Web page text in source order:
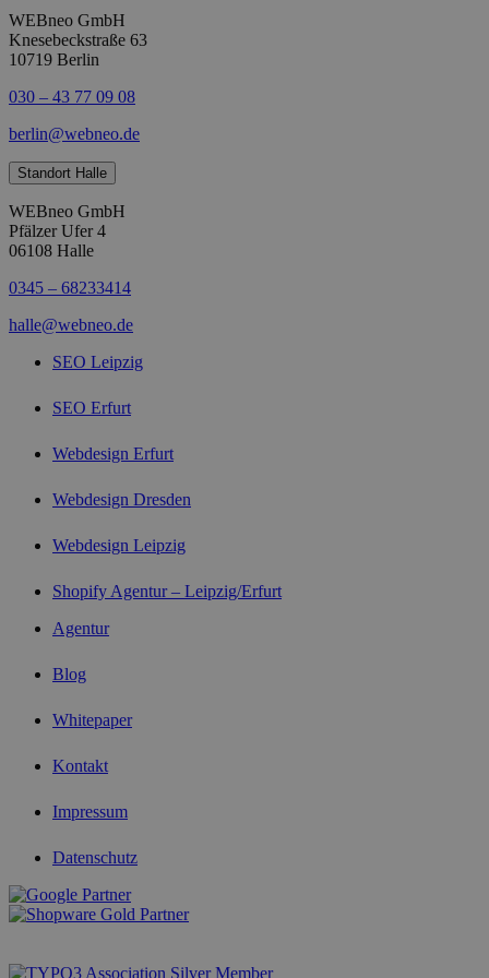
WEBneo GmbH
Knesebeckstraße 63
10719 Berlin
030 – 43 77 09 08
berlin@webneo.de
Standort Halle
WEBneo GmbH
Pfälzer Ufer 4
06108 Halle
0345 – 68233414
halle@webneo.de
SEO Leipzig
SEO Erfurt
Webdesign Erfurt
Webdesign Dresden
Webdesign Leipzig
Shopify Agentur – Leipzig/Erfurt
Agentur
Blog
Whitepaper
Kontakt
Impressum
Datenschutz